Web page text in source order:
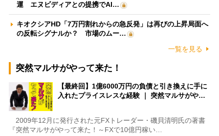
運 エヌビディアとの提携でAI…
キオクシアHD「7万円割れからの急反発」は再びの上昇局面へ
の反転シグナルか？ 市場のムー…
一覧を見る
突然マルサがやって来た！
【最終回】1億6000万円の負債と引き換えに手に
入れたプライスレスな経験 ｜ 突然マルサがや…
2009年12月に発行された元FXトレーダー・磯貝清明氏の著書
『突然マルサがやって来た！～FXで10億円稼い…